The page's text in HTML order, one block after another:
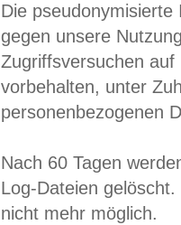
Die
gegen unsere
Zugriffsversuchen
vorbehalten, unter
personenbezogenen
Nach 60 Tagen
Log-Dateien
nicht mehr möglich.